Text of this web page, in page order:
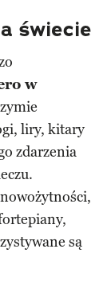
świecie
w
liry, kitary
zdarzenia
są